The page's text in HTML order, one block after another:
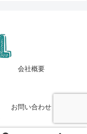
会社概要
お問い合わせ